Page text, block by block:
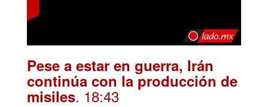
Pese a estar en guerra, Irán
continúa con la producción de
misiles. 18:43